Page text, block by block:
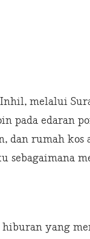
melalui
pada edaran
dan rumah kos
sebagaimana
yang